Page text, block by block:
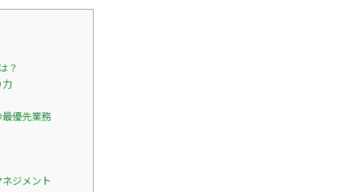
？
優先業務
ジメント